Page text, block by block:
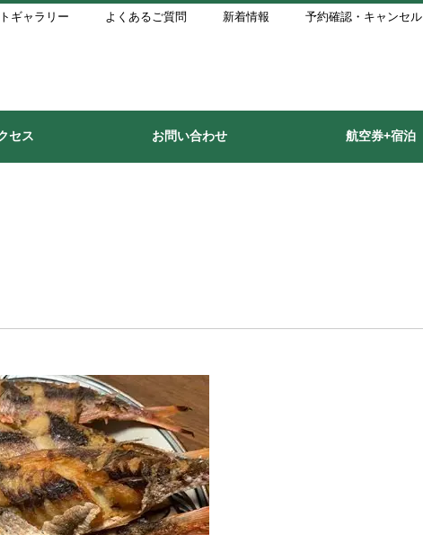
ギャラリー よくあるご質問 新着情報 予約確認・キャンセル
セス お問い合わせ 航空券+宿泊